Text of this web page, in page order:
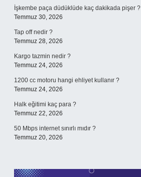
İşkembe paça düdüklüde kaç dakikada pişer ?
Temmuz 30, 2026
Tap off nedir ?
Temmuz 28, 2026
Kargo tazmin nedir ?
Temmuz 24, 2026
1200 cc motoru hangi ehliyet kullanır ?
Temmuz 24, 2026
Halk eğitimi kaç para ?
Temmuz 22, 2026
50 Mbps internet sınırlı mıdır ?
Temmuz 20, 2026